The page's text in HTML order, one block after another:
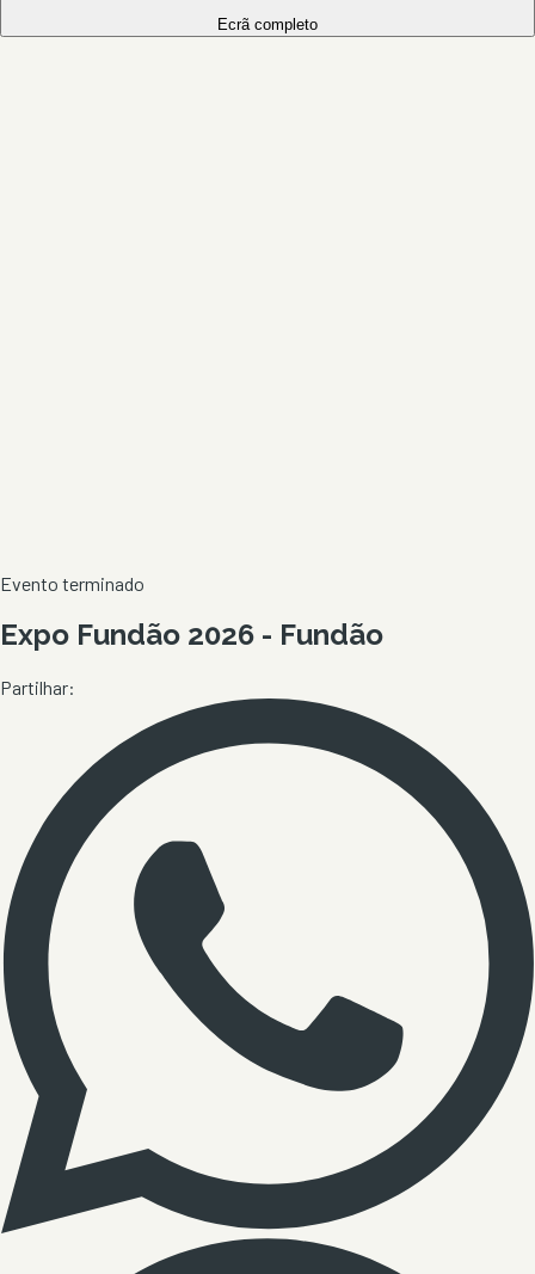
Ecrã completo
Evento terminado
Expo Fundão 2026 - Fundão
Partilhar: